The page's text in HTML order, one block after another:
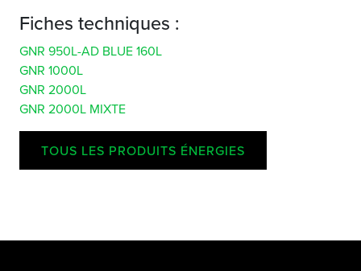
Fiches techniques :
GNR 950L-AD BLUE 160L
GNR 1000L
GNR 2000L
GNR 2000L MIXTE
TOUS LES PRODUITS ÉNERGIES